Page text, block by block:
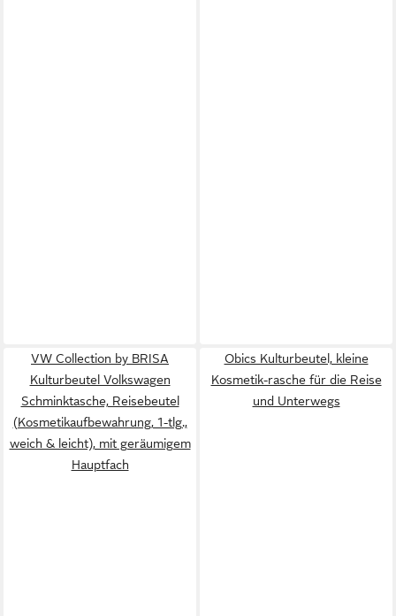
VW Collection by BRISA
Kulturbeutel Volkswagen
Schminktasche, Reisebeutel
(Kosmetikaufbewahrung, 1-tlg.,
weich & leicht), mit geräumigem
Hauptfach
Obics Kulturbeutel, kleine
Kosmetik-rasche für die Reise
und Unterwegs